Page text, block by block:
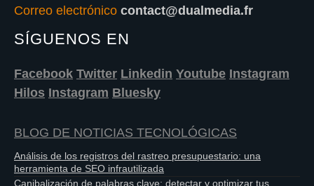
Correo electrónico contact@dualmedia.fr
SÍGUENOS EN
Facebook Twitter Linkedin Youtube Instagram
Hilos Instagram Bluesky
BLOG DE NOTICIAS TECNOLÓGICAS
Análisis de los registros del rastreo presupuestario: una
herramienta de SEO infrautilizada
Canibalización de palabras clave: detectar y optimizar tus